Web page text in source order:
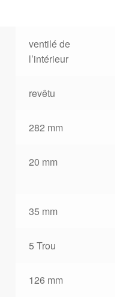
ventilé de
l’intérieur
revêtu
282 mm
20 mm
35 mm
5 Trou
126 mm